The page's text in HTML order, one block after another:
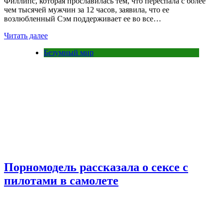
чем тысячей мужчин за 12 часов, заявила, что ее
возлюбленный Сэм поддерживает ее во все…
Читать далее
Безумный мир
Порномодель рассказала о сексе с
пилотами в самолете